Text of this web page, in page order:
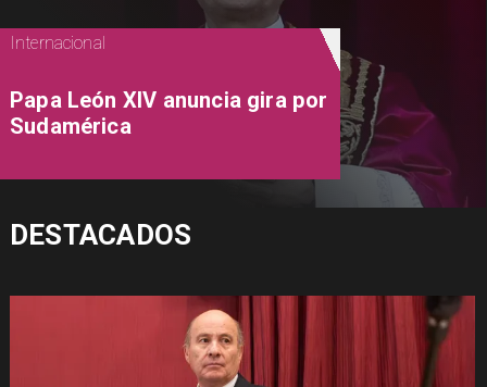
Internacional
Papa León XIV anuncia gira por
Sudamérica
DESTACADOS